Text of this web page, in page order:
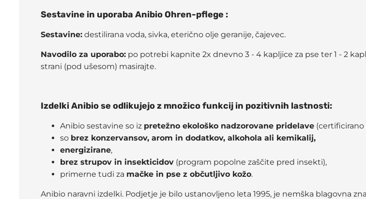
Sestavine in uporaba Anibio Ohren-pflege :
Sestavine: destilirana voda, sivka, eterično olje geranije, čajevec.
Navodilo za uporabo: po potrebi kapnite 2x dnevno 3 - 4 kapljice za pse ter 1 - 2
strani (pod ušesom) masirajte.
Izdelki Anibio se odlikujejo z množico funkcij in pozitivnih lastnosti:
Anibio sestavine so iz pretežno ekološko nadzorovane pridelave (certificirano
so brez konzervansov, arom in dodatkov, alkohola ali kemikalij,
energizirane,
brez strupov in insekticidov (program popolne zaščite pred insekti),
primerne tudi za mačke in pse z občutljivo kožo.
Anibio naravni izdelki. Podjetje je bilo ustanovljeno leta 1995, je nemška blagovna